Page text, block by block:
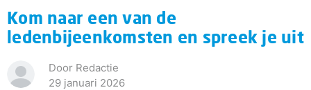
Kom naar een van de
ledenbijeenkomsten en spreek je uit
Door Redactie
29 januari 2026